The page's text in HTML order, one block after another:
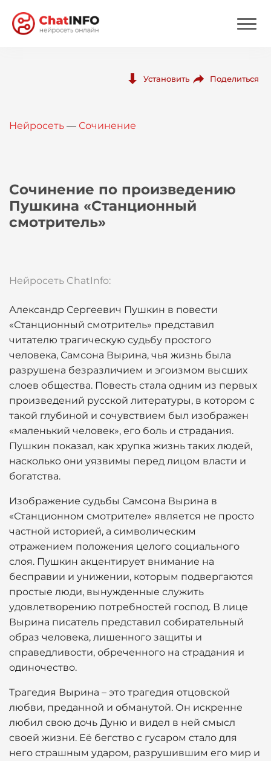
Вход
Установить Поделиться
Нейросеть — Сочинение
Сочинение по произведению
Пушкина «Станционный
смотритель»
Нейросеть ChatInfo:
Александр Сергеевич Пушкин в повести
«Станционный смотритель» представил
читателю трагическую судьбу простого
человека, Самсона Вырина, чья жизнь была
разрушена безразличием и эгоизмом высших
слоев общества. Повесть стала одним из первых
произведений русской литературы, в котором с
такой глубиной и сочувствием был изображен
«маленький человек», его боль и страдания.
Пушкин показал, как хрупка жизнь таких людей,
насколько они уязвимы перед лицом власти и
богатства.
Изображение судьбы Самсона Вырина в
«Станционном смотрителе» является не просто
частной историей, а символическим
отражением положения целого социального
слоя. Пушкин акцентирует внимание на
бесправии и унижении, которым подвергаются
простые люди, вынужденные служить
удовлетворению потребностей господ. В лице
Вырина писатель представил собирательный
образ человека, лишенного защиты и
справедливости, обреченного на страдания и
одиночество.
Трагедия Вырина – это трагедия отцовской
любви, преданной и обманутой. Он искренне
любил свою дочь Дуню и видел в ней смысл
своей жизни. Её бегство с гусаром стало для
него страшным ударом, разрушившим его мир и